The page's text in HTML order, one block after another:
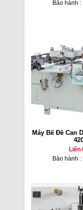
Bảo hành :
Máy Bế Đề Can
Liên
Bảo hành :